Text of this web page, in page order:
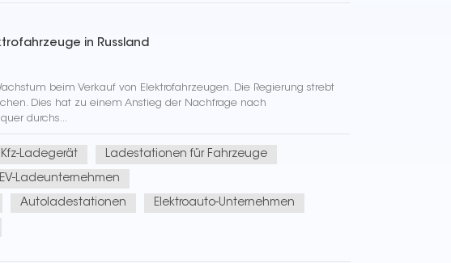
in Russland
beim Verkauf von Elektrofahrzeugen. Die Regierung strebt
Dies hat zu einem Anstieg der Nachfrage nach
durchs...
Kfz-Ladegerät Ladestationen für Fahrzeuge
EV-Ladeunternehmen
Autoladestationen Elektroauto-Unternehmen